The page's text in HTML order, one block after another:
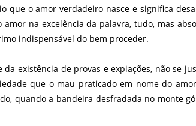
que o amor verdadeiro nasce e significa
na excelência da palavra, tudo, mas
indispensável do bem proceder.
existência de provas e expiações, não se
que o mau praticado em nome do
quando a bandeira desfradada no monte